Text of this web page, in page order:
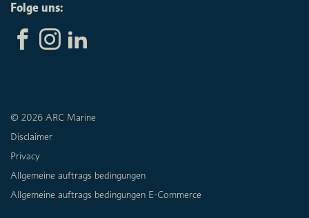
Folge uns:
© 2026 ARC Marine
Disclaimer
Privacy
Allgemeine auftrags bedingungen
Allgemeine auftrags bedingungen E-Commerce